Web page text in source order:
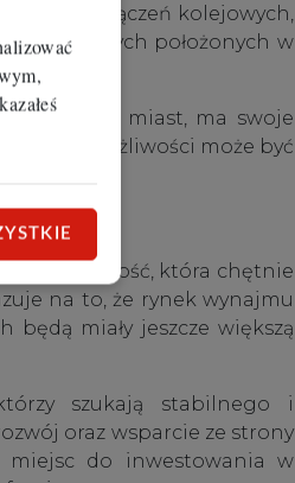
połączeń kolejowych,
tych położonych w
innych miast, ma swoje
i możliwości może być
społeczność, która chętnie
na to, że rynek wynajmu
będą miały jeszcze większą
szukają stabilnego i
oraz wsparcie ze strony
miejsc do inwestowania w